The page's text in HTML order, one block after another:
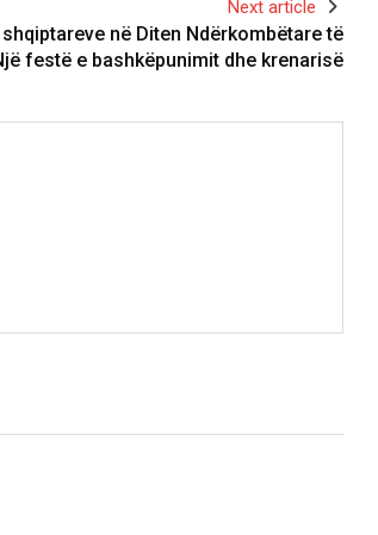
Next article
në Diten Ndërkombëtare të
festë e bashkëpunimit dhe krenarisë